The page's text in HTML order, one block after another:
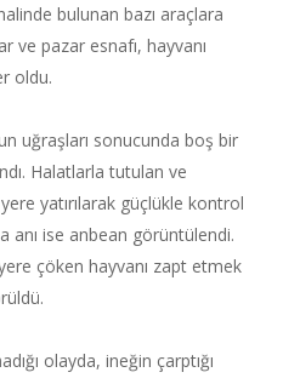
bulunan bazı araçlara
ve pazar esnafı, hayvanı
oldu.
uğraşları sonucunda boş bir
Halatlarla tutulan ve
yatırılarak güçlükle kontrol
anı ise anbean görüntülendi.
çöken hayvanı zapt etmek
olayda, ineğin çarptığı